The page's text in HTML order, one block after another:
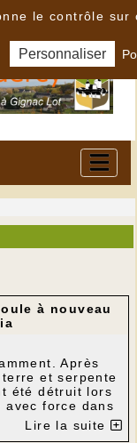
à nouveau
Après
et serpente
été détruit lors
force dans
du Chazal
et situé
Lire la suite
le contrôle sur
Personnaliser